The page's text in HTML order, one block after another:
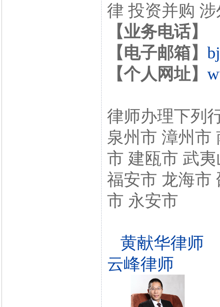
律 投资并购
【业务电话】
【电子邮箱】
【个人网址】
律师办理下列
泉州市 漳州市
市 建瓯市 武
福安市 龙海市
市 永安市
黄献华律师
云峰律师